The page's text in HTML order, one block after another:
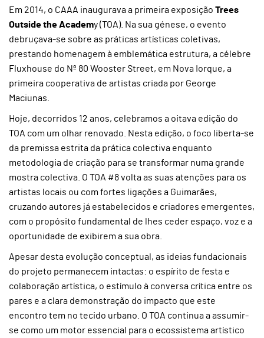
Em 2014, o CAAA inaugurava a primeira exposição Trees
Outside the Academy (TOA). Na sua génese, o evento
debruçava-se sobre as práticas artísticas coletivas,
prestando homenagem à emblemática estrutura, a célebre
Fluxhouse do Nº 80 Wooster Street, em Nova Iorque, a
primeira cooperativa de artistas criada por George
Maciunas.
Hoje, decorridos 12 anos, celebramos a oitava edição do
TOA com um olhar renovado. Nesta edição, o foco liberta-se
da premissa estrita da prática colectiva enquanto
metodologia de criação para se transformar numa grande
mostra colectiva. O TOA #8 volta as suas atenções para os
artistas locais ou com fortes ligações a Guimarães,
cruzando autores já estabelecidos e criadores emergentes,
com o propósito fundamental de lhes ceder espaço, voz e a
oportunidade de exibirem a sua obra.
Apesar desta evolução conceptual, as ideias fundacionais
do projeto permanecem intactas: o espírito de festa e
colaboração artística, o estímulo à conversa crítica entre os
pares e a clara demonstração do impacto que este
encontro tem no tecido urbano. O TOA continua a assumir-
se como um motor essencial para o ecossistema artístico